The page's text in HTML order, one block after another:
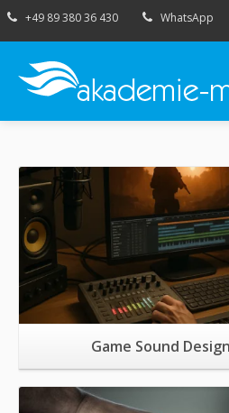
+49 89 380 36 430 WhatsApp
Mehr
Game Sound
Mehr